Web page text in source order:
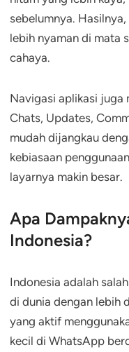
sebelumnya.
lebih nyaman di mata
cahaya.
Navigasi aplikasi juga
Chats, Updates,
mudah dijangkau
kebiasaan
layarnya makin besar.
Apa
Indonesia?
Indonesia adalah
di dunia dengan lebih
yang aktif
kecil di WhatsApp